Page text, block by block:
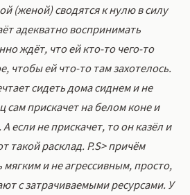
(женой) сводятся к нулю в силу
адекватно воспринимать
ждёт, что ей кто-то чего-то
чтобы ей что-то там захотелось.
сидеть дома сиднем и не
сам прискачет на белом коне и
если не прискачет, то он казёл и
такой расклад. P.S> причём
и не агрессивным, просто,
с затрачиваемыми ресурсами. У